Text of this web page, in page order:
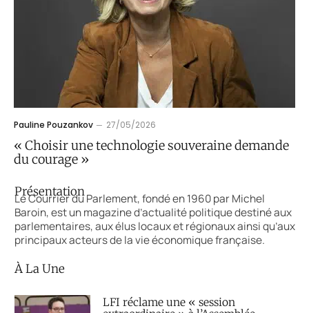
Pauline Pouzankov 27/05/2026
« Choisir une technologie souveraine demande
du courage »
Présentation
Le Courrier du Parlement, fondé en 1960 par Michel
Baroin, est un magazine d’actualité politique destiné aux
parlementaires, aux élus locaux et régionaux ainsi qu’aux
principaux acteurs de la vie économique française.
À La Une
LFI réclame une « session